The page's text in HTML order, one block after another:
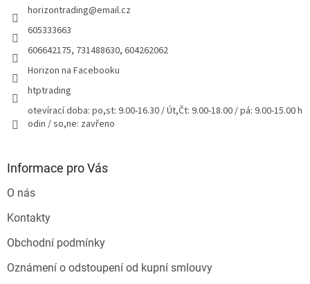
horizontrading@email.cz
605333663
606642175, 731488630, 604262062
Horizon na Facebooku
htptrading
otevírací doba: po,st: 9.00-16.30 / Út,Čt: 9.00-18.00 / pá: 9.00-15.00 h
odin / so,ne: zavřeno
Informace pro Vás
O nás
Kontakty
Obchodní podmínky
Oznámení o odstoupení od kupní smlouvy